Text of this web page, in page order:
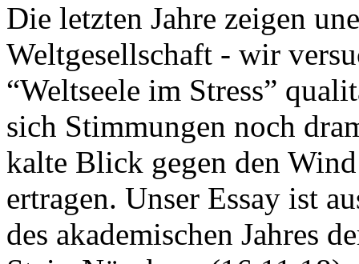
Die letzten Jahre zeigen
Weltgesellschaft - wir
“Weltseele im Stress”
sich Stimmungen noch
kalte Blick gegen den
ertragen. Unser Essay ist
des akademischen Jahres